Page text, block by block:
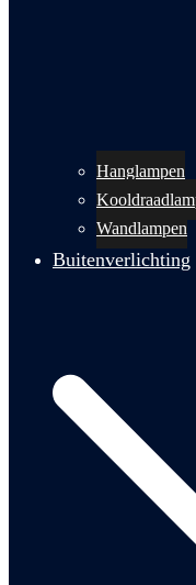
Hanglampen
Wandlampen
Buitenverlichting